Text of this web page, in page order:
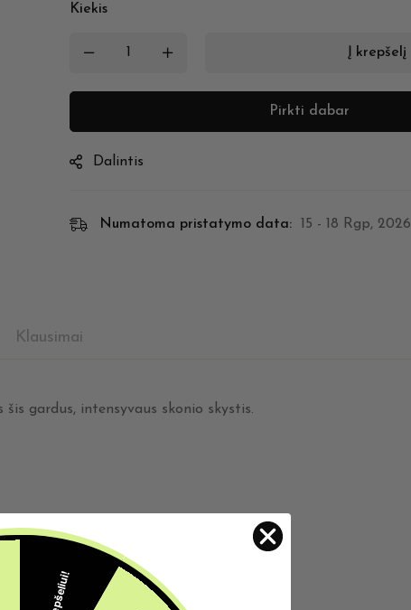
Kiekis
Į krepšelį
Pirkti dabar
Dalintis
Numatoma pristatymo data: 15 - 18 Rgp, 2026
Klausimai
gardus, intensyvaus skonio skystis.